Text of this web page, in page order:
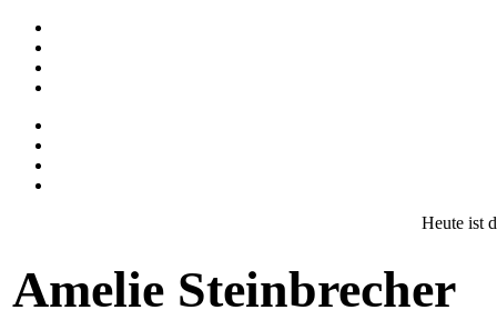
Heute ist
Amelie Steinbrecher